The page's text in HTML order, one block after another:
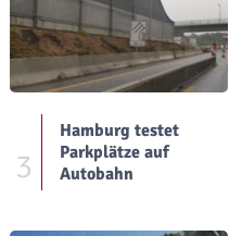
3
Hamburg testet
Parkplätze auf
Autobahn